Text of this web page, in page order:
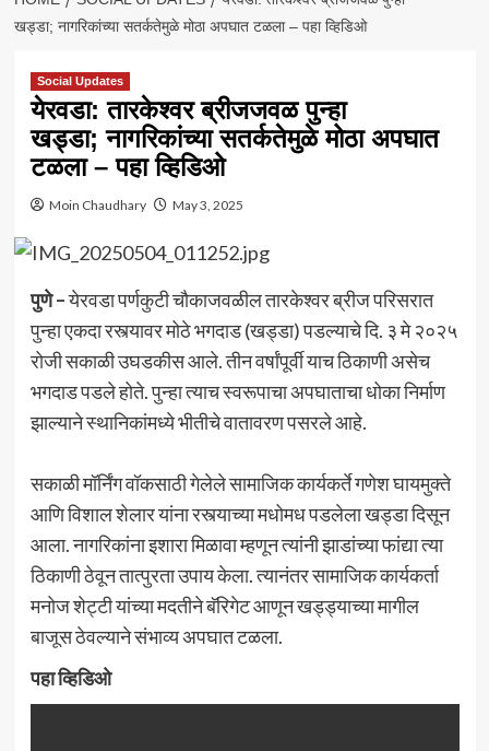
खड्डा; नागरिकांच्या सतर्कतेमुळे मोठा अपघात टळला – पहा व्हिडिओ
Social Updates
येरवडा: तारकेश्वर ब्रीजजवळ पुन्हा
खड्डा; नागरिकांच्या सतर्कतेमुळे मोठा अपघात
टळला – पहा व्हिडिओ
Moin Chaudhary May 3, 2025
पुणे –येरवडा पर्णकुटी चौकाजवळील तारकेश्वर ब्रीज परिसरात
पुन्हा एकदा रस्त्यावर मोठे भगदाड (खड्डा) पडल्याचे दि. ३ मे २०२५
रोजी सकाळी उघडकीस आले. तीन वर्षांपूर्वी याच ठिकाणी असेच
भगदाड पडले होते. पुन्हा त्याच स्वरूपाचा अपघाताचा धोका निर्माण
झाल्याने स्थानिकांमध्ये भीतीचे वातावरण पसरले आहे.
सकाळी मॉर्निंग वॉकसाठी गेलेले सामाजिक कार्यकर्ते गणेश घायमुक्ते
आणि विशाल शेलार यांना रस्त्याच्या मधोमध पडलेला खड्डा दिसून
आला. नागरिकांना इशारा मिळावा म्हणून त्यांनी झाडांच्या फांद्या त्या
ठिकाणी ठेवून तात्पुरता उपाय केला. त्यानंतर सामाजिक कार्यकर्ता
मनोज शेट्टी यांच्या मदतीने बॅरिगेट आणून खड्ड्याच्या मागील
बाजूस ठेवल्याने संभाव्य अपघात टळला.
पहा व्हिडिओ